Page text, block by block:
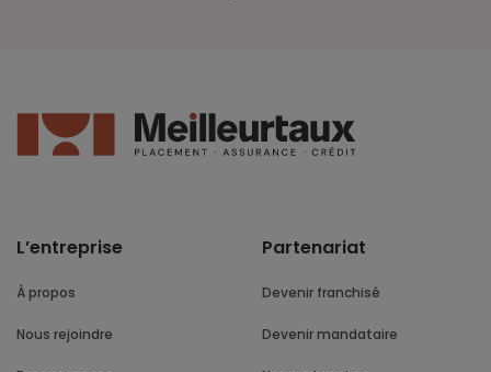
L’entreprise
À propos
Nous rejoindre
Partenariat
Devenir franchisé
Devenir mandataire